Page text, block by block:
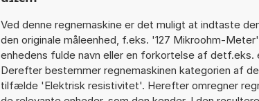
Ved denne regnemaskine er det muligt at indtaste
den originale måleenhed, f.eks. '127 Mikroohm-
enhedens fulde navn eller en forkortelse af
Derefter bestemmer regnemaskinen kategorien af
tilfælde 'Elektrisk resistivitet'. Herefter omregner